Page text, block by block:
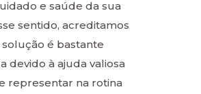
e saúde da sua
sentido, acreditamos
é bastante
devido à ajuda valiosa
representar na rotina